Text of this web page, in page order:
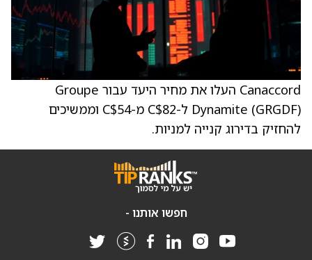
Canaccord העלו את מחיר היעד עבור Groupe
Dynamite (GRGDF) ל-C$82 מ-C$54 וממשיכים
להחזיק בדירוג קנייה למניות.
חפשו אותנו -